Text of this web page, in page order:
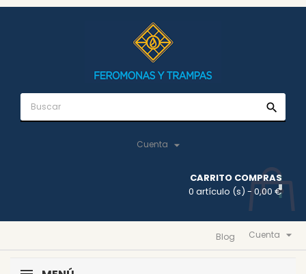
search
Cuenta 
CARRITO COMPRAS
0 artículo (s) - 0,00 €
Cuenta 
Blog